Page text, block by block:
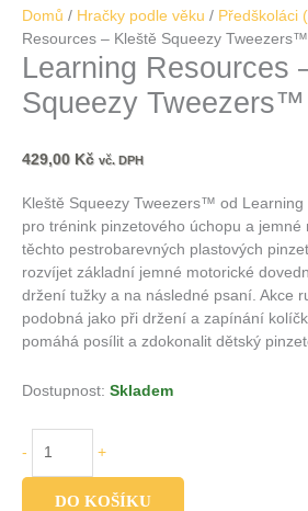
Domů / Hračky podle věku / Předškoláci
Resources – Kleště Squeezy
Learning Resources
Squeezy
429,00 Kč vč. DPH
Kleště Squeezy Tweezers™ od
pro trénink pinzetového úchopu a jemné
těchto pestrobarevných plastových
rozvíjet základní jemné motorické
držení tužky a na následné psaní. Akce
podobná jako při držení a zapínání
pomáhá posílit a zdokonalit dětský
Dostupnost: Skladem
- +
DO KOŠÍKU